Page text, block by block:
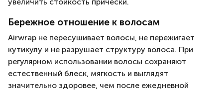
увеличить стойкость прически.
Бережное отношение к волосам
Airwrap не пересушивает волосы, не пережигает
кутикулу и не разрушает структуру волоса. При
регулярном использовании волосы сохраняют
естественный блеск, мягкость и выглядят
значительно здоровее, чем после ежедневной